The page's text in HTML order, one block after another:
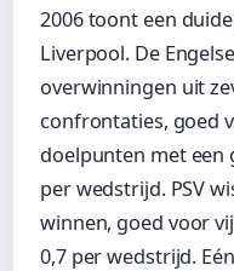
2006 toont een
Liverpool. De
overwinningen uit
confrontaties, goed
doelpunten met een
per wedstrijd. PSV
winnen, goed voor
0,7 per wedstrijd.